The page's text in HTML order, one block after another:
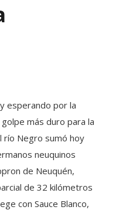
esperando por la
más duro para la
río Negro sumó hoy
neuquinos
de Neuquén,
de 32 kilómetros
con Sauce Blanco,